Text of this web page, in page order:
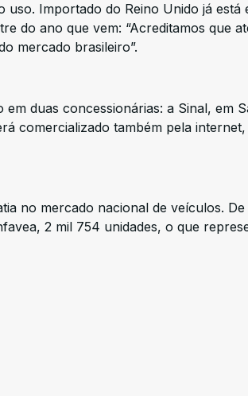
Importado do Reino Unido já está
do ano que vem: “Acreditamos que
mercado brasileiro”.
duas concessionárias: a Sinal, em
comercializado também pela
no mercado nacional de veículos. De
2 mil 754 unidades, o que